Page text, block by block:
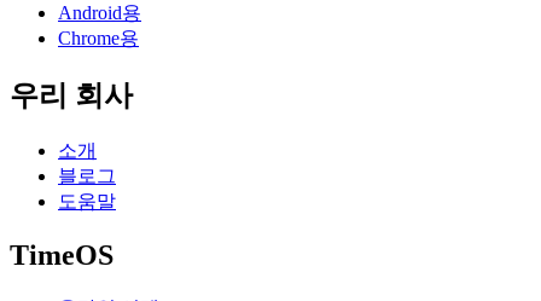
Android용
Chrome용
우리 회사
소개
블로그
도움말
TimeOS